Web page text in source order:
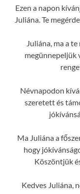
Ezen a napon
Juliána. Te
Juliána, ma a
megünnepeljük
Névnapodon
szeretett és
Ma Juliána a
hogy
Köszöntjük
Kedves Juliána,